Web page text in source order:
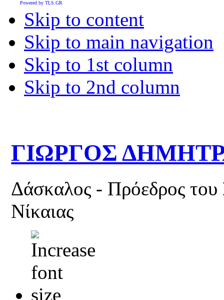
Skip to content
Skip to main navigation
Skip to 1st column
Skip to 2nd column
ΓΙΩΡΓΟΣ
Δάσκαλος - Πρόεδρος
Νίκαιας
Powered by TLS.GR